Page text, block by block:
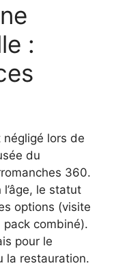
:
lors de
du
360.
le statut
options (visite
combiné).
pour le
la restauration.